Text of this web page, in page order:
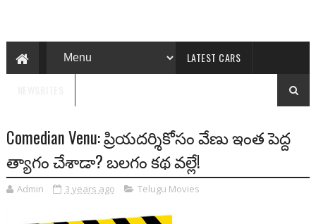
LATEST CARS
Comedian Venu: ప్రియదర్శికోసం వేణు ఇంత పెద్ద
త్యాగం చేశాడా? బలగం కథ వల్లే!
Admin 3 years ago Telugu Movies